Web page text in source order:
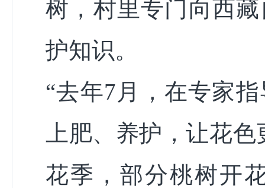
树，村里专门向西
护知识。
“去年7月，在专家
上肥、养护，让花
花季，部分桃树开